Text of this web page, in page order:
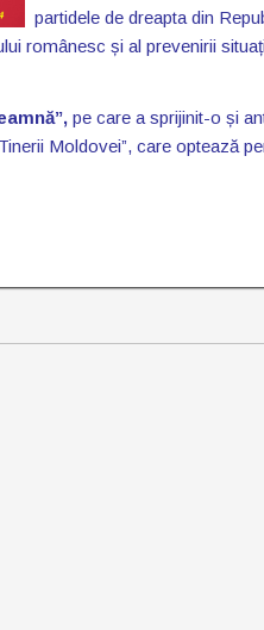
partidele de dreapta din
românesc și al prevenirii
pe care a sprijinit-o și
Moldovei”, care optează